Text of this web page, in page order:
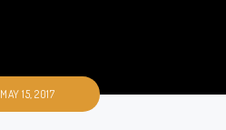
MAY 15, 2017